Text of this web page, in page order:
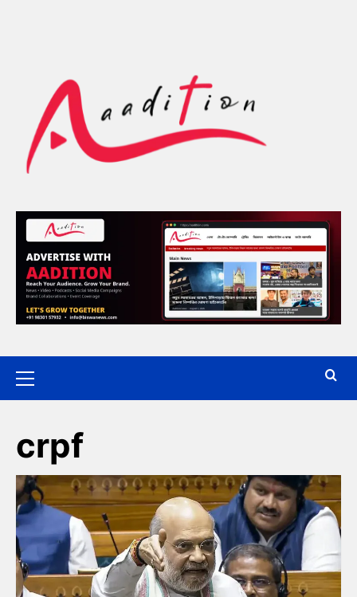
crpf